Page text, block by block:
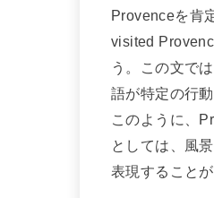
Provenceを肯
visited
う。この文で
語が特定の行
このように、
としては、風
表現すること